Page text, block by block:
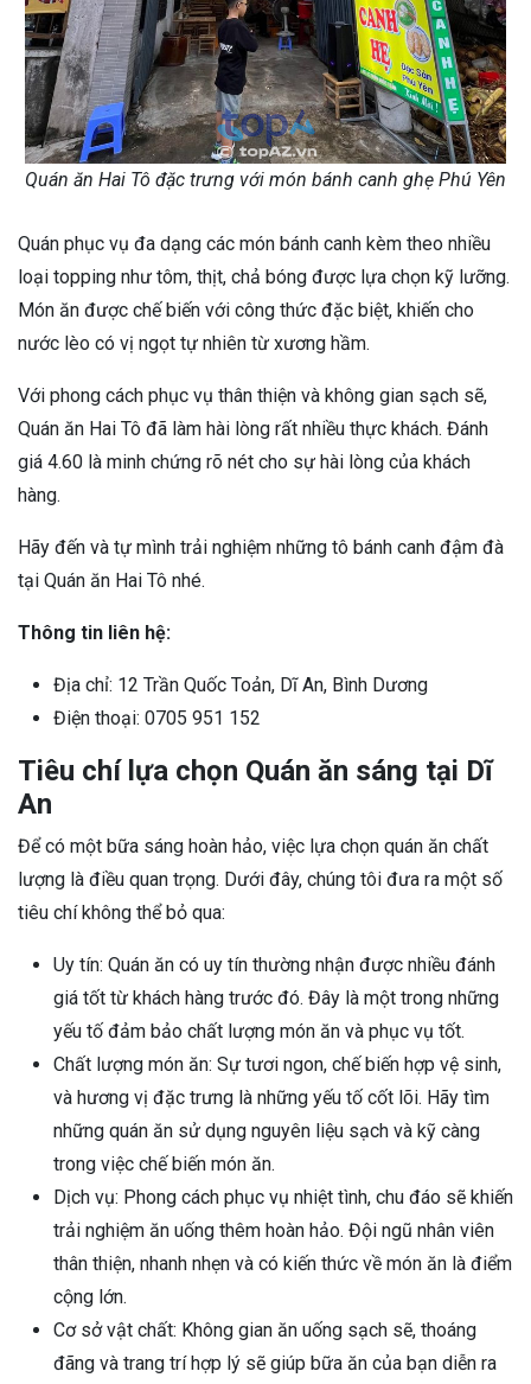
Quán ăn Hai Tô đặc trưng với món bánh canh ghẹ Phú Yên
Quán phục vụ đa dạng các món bánh canh kèm theo nhiều
loại topping như tôm, thịt, chả bóng được lựa chọn kỹ lưỡng.
Món ăn được chế biến với công thức đặc biệt, khiến cho
nước lèo có vị ngọt tự nhiên từ xương hầm.
Với phong cách phục vụ thân thiện và không gian sạch sẽ,
Quán ăn Hai Tô đã làm hài lòng rất nhiều thực khách. Đánh
giá 4.60 là minh chứng rõ nét cho sự hài lòng của khách
hàng.
Hãy đến và tự mình trải nghiệm những tô bánh canh đậm đà
tại Quán ăn Hai Tô nhé.
Thông tin liên hệ:
Địa chỉ: 12 Trần Quốc Toản, Dĩ An, Bình Dương
Điện thoại: 0705 951 152
Tiêu chí lựa chọn Quán ăn sáng tại Dĩ
An
Để có một bữa sáng hoàn hảo, việc lựa chọn quán ăn chất
lượng là điều quan trọng. Dưới đây, chúng tôi đưa ra một số
tiêu chí không thể bỏ qua:
Uy tín: Quán ăn có uy tín thường nhận được nhiều đánh
giá tốt từ khách hàng trước đó. Đây là một trong những
yếu tố đảm bảo chất lượng món ăn và phục vụ tốt.
Chất lượng món ăn: Sự tươi ngon, chế biến hợp vệ sinh,
và hương vị đặc trưng là những yếu tố cốt lõi. Hãy tìm
những quán ăn sử dụng nguyên liệu sạch và kỹ càng
trong việc chế biến món ăn.
Dịch vụ: Phong cách phục vụ nhiệt tình, chu đáo sẽ khiến
trải nghiệm ăn uống thêm hoàn hảo. Đội ngũ nhân viên
thân thiện, nhanh nhẹn và có kiến thức về món ăn là điểm
cộng lớn.
Cơ sở vật chất: Không gian ăn uống sạch sẽ, thoáng
đãng và trang trí hợp lý sẽ giúp bữa ăn của bạn diễn ra